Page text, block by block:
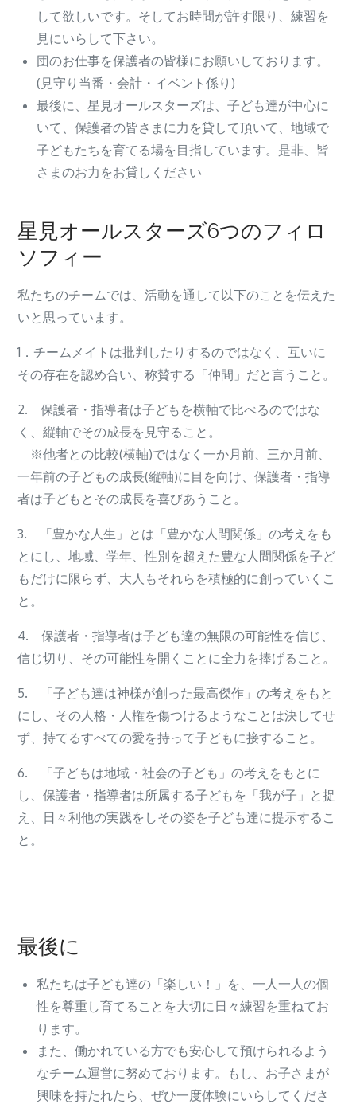
して欲しいです。そしてお時間が許す限り、練習を
見にいらして下さい。
団のお仕事を保護者の皆様にお願いしております。
(見守り当番・会計・イベント係り)
最後に、星見オールスターズは、子ども達が中心に
いて、保護者の皆さまに力を貸して頂いて、地域で
子どもたちを育てる場を目指しています。是非、皆
さまのお力をお貸しください
星見オールスターズ6つのフィロ
ソフィー
私たちのチームでは、活動を通して以下のことを伝えた
いと思っています。
1．チームメイトは批判したりするのではなく、互いに
その存在を認め合い、称賛する「仲間」だと言うこと。
2. 保護者・指導者は子どもを横軸で比べるのではな
く、縦軸でその成長を見守ること。
※他者との比較(横軸)ではなく一か月前、三か月前、
一年前の子どもの成長(縦軸)に目を向け、保護者・指導
者は子どもとその成長を喜びあうこと。
3. 「豊かな人生」とは「豊かな人間関係」の考えをも
とにし、地域、学年、性別を超えた豊な人間関係を子ど
もだけに限らず、大人もそれらを積極的に創っていくこ
と。
4. 保護者・指導者は子ども達の無限の可能性を信じ、
信じ切り、その可能性を開くことに全力を捧げること。
5. 「子ども達は神様が創った最高傑作」の考えをもと
にし、その人格・人権を傷つけるようなことは決してせ
ず、持てるすべての愛を持って子どもに接すること。
6. 「子どもは地域・社会の子ども」の考えをもとに
し、保護者・指導者は所属する子どもを「我が子」と捉
え、日々利他の実践をしその姿を子ども達に提示するこ
と。
最後に
私たちは子ども達の「楽しい！」を、一人一人の個
性を尊重し育てることを大切に日々練習を重ねてお
ります。
また、働かれている方でも安心して預けられるよう
なチーム運営に努めております。もし、お子さまが
興味を持たれたら、ぜひ一度体験にいらしてくださ